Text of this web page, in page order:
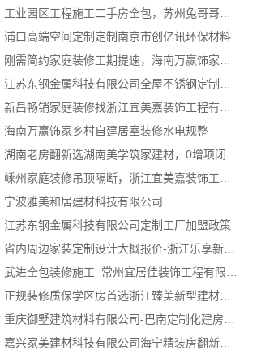
浦口高端空间定制定制南京市创亿讯环保材料
海南万赢饰家乡村自建居室装修水电规整
宁波雅美和居建材科技有限公司
江苏东钢金属科技有限公司定制工厂加盟政策